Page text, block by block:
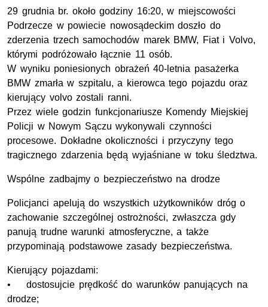
29 grudnia br. około godziny 16:20, w miejscowości
Podrzecze w powiecie nowosądeckim doszło do
zderzenia trzech samochodów marek BMW, Fiat i Volvo,
którymi podróżowało łącznie 11 osób.
W wyniku poniesionych obrażeń 40-letnia pasażerka
BMW zmarła w szpitalu, a kierowca tego pojazdu oraz
kierujący volvo zostali ranni.
Przez wiele godzin funkcjonariusze Komendy Miejskiej
Policji w Nowym Sączu wykonywali czynności
procesowe. Dokładne okoliczności i przyczyny tego
tragicznego zdarzenia będą wyjaśniane w toku śledztwa.
Wspólne zadbajmy o bezpieczeństwo na drodze
Policjanci apelują do wszystkich użytkowników dróg o
zachowanie szczególnej ostrożności, zwłaszcza gdy
panują trudne warunki atmosferyczne, a także
przypominają podstawowe zasady bezpieczeństwa.
Kierujący pojazdami:
• dostosujcie prędkość do warunków panujących na
drodze;